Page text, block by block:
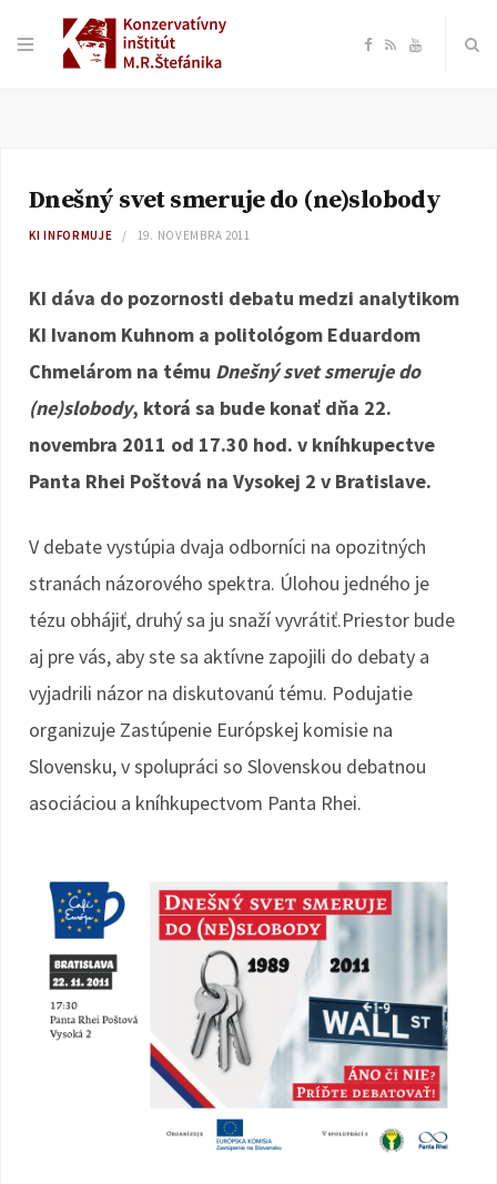
F
e
o
R Y
T
e
Dnešný svet smeruje do (ne)slobody
KI INFORMUJE 19. NOVEMBRA 2011
KI dáva do pozornosti debatu medzi analytikom
KI Ivanom Kuhnom a politológom Eduardom
Chmelárom na tému Dnešný svet smeruje do
(ne)slobody, ktorá sa bude konať dňa 22.
novembra 2011 od 17.30 hod. v kníhkupectve
Panta Rhei Poštová na Vysokej 2 v Bratislave.
V debate vystúpia dvaja odborníci na opozitných
stranách názorového spektra. Úlohou jedného je
tézu obhájiť, druhý sa ju snaží vyvrátiť.Priestor bude
aj pre vás, aby ste sa aktívne zapojili do debaty a
vyjadrili názor na diskutovanú tému. Podujatie
organizuje Zastúpenie Európskej komisie na
Slovensku, v spolupráci so Slovenskou debatnou
asociáciou a kníhkupectvom Panta Rhei.